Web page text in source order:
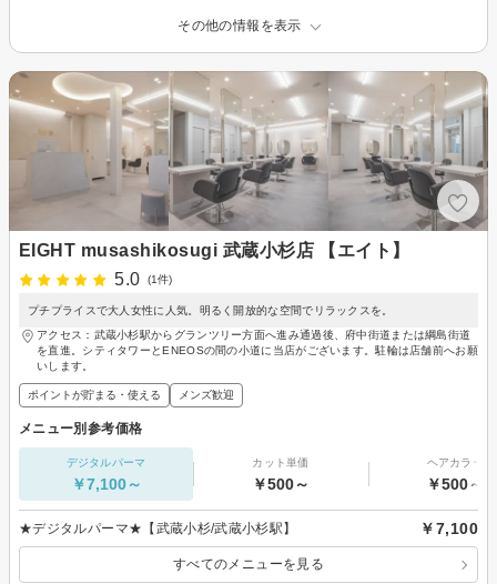
その他の情報を表示
EIGHT musashikosugi 武蔵小杉店 【エイト】
5.0
(1件)
プチプライスで大人女性に人気。明るく開放的な空間でリラックスを。
アクセス：武蔵小杉駅からグランツリー方面へ進み通過後、府中街道または綱島街道
を直進。シティタワーとENEOSの間の小道に当店がございます。駐輪は店舗前へお願
いします。
ポイントが貯まる・使える メンズ歓迎
メニュー別参考価格
デジタルパーマ
￥7,100～
カット単価
￥500～
ヘアカラー
￥500～
★デジタルパーマ★【武蔵小杉/武蔵小杉駅】 ￥7,100
すべてのメニューを見る